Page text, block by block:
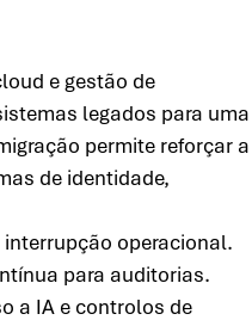
e gestão de
legados para uma
permite reforçar a
de identidade,
operacional.
para auditorias.
a IA e controlos de